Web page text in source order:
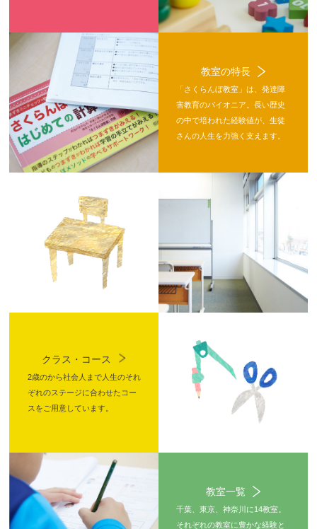
教室の特長
「さくらんぼ教室」は、発達障
害教育のパイオニア。長い歴史
の中で培われた経験値が、生徒
さんの人生を力強く支えます。
クラス・コース
2歳のから社会人まで人生のそれ
ぞれのステージに合わせたコー
スをご用意しています。
教室一覧
千葉、東京、神奈川に14教室。
それぞれの教室に豊かな経験と